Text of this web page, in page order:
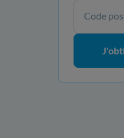
Code